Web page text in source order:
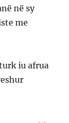
në sy
me
iu afrua